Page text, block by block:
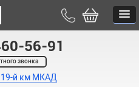
56-91
звонка
19-й км МКАД